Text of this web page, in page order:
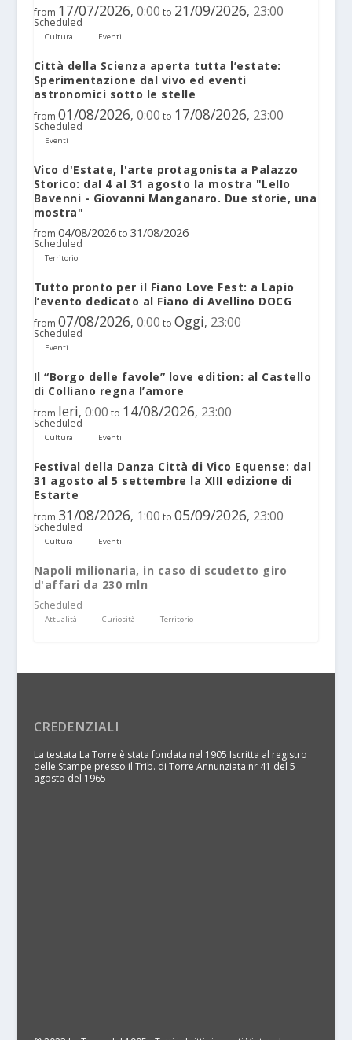
from 17/07/2026, 0:00 to 21/09/2026, 23:00
Scheduled
Cultura Eventi
Città della Scienza aperta tutta l’estate:
Sperimentazione dal vivo ed eventi
astronomici sotto le stelle
from 01/08/2026, 0:00 to 17/08/2026, 23:00
Scheduled
Eventi
Vico d'Estate, l'arte protagonista a Palazzo
Storico: dal 4 al 31 agosto la mostra "Lello
Bavenni - Giovanni Manganaro. Due storie, una
mostra"
from 04/08/2026 to 31/08/2026
Scheduled
Territorio
Tutto pronto per il Fiano Love Fest: a Lapio
l’evento dedicato al Fiano di Avellino DOCG
from 07/08/2026, 0:00 to Oggi, 23:00
Scheduled
Eventi
Il “Borgo delle favole” love edition: al Castello
di Colliano regna l’amore
from Ieri, 0:00 to 14/08/2026, 23:00
Scheduled
Cultura Eventi
Festival della Danza Città di Vico Equense: dal
31 agosto al 5 settembre la XIII edizione di
Estarte
from 31/08/2026, 1:00 to 05/09/2026, 23:00
Scheduled
Cultura Eventi
Napoli milionaria, in caso di scudetto giro
d'affari da 230 mln
Scheduled
Attualità Curiosità Territorio
CREDENZIALI
La testata La Torre è stata fondata nel 1905 Iscritta al registro
delle Stampe presso il Trib. di Torre Annunziata nr 41 del 5
agosto del 1965